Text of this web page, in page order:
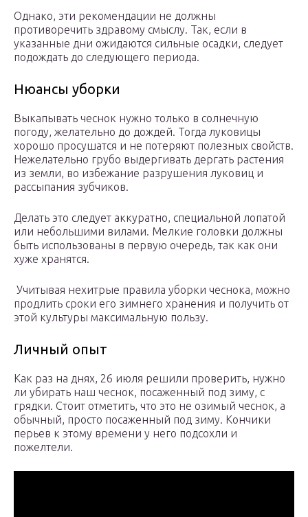
Однако, эти рекомендации не должны
противоречить здравому смыслу. Так, если в
указанные дни ожидаются сильные осадки, следует
подождать до следующего периода.
Нюансы уборки
Выкапывать чеснок нужно только в солнечную
погоду, желательно до дождей. Тогда луковицы
хорошо просушатся и не потеряют полезных свойств.
Нежелательно грубо выдергивать дергать растения
из земли, во избежание разрушения луковиц и
рассыпания зубчиков.
Делать это следует аккуратно, специальной лопатой
или небольшими вилами. Мелкие головки должны
быть использованы в первую очередь, так как они
хуже хранятся.
Учитывая нехитрые правила уборки чеснока, можно
продлить сроки его зимнего хранения и получить от
этой культуры максимальную пользу.
Личный опыт
Как раз на днях, 26 июля решили проверить, нужно
ли убирать наш чеснок, посаженный под зиму, с
грядки. Стоит отметить, что это не озимый чеснок, а
обычный, просто посаженный под зиму. Кончики
перьев к этому времени у него подсохли и
пожелтели.